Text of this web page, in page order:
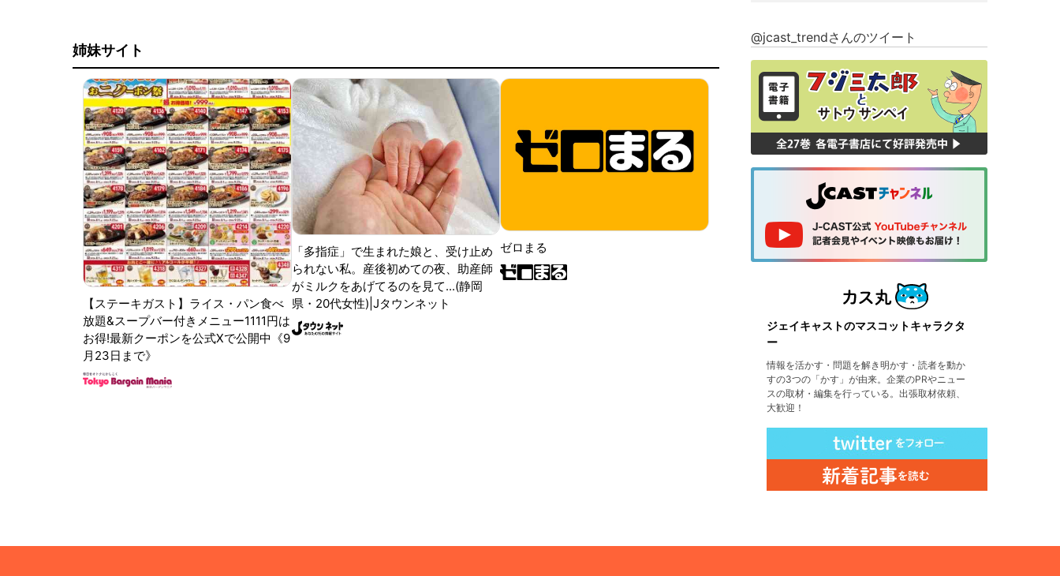
姉妹サイト
【ステーキガスト】ライス・パン食べ
放題&スープバー付きメニュー1111円は
お得!最新クーポンを公式Xで公開中《9
月23日まで》
「多指症」で生まれた娘と、受け止め
られない私。産後初めての夜、助産師
がミルクをあげてるのを見て...(静岡
県・20代女性)|Jタウンネット
ゼロまる
@jcast_trendさんのツイート
ジェイキャストのマスコットキャラクタ
ー
情報を活かす・問題を解き明かす・読者を動か
すの3つの「かす」が由来。企業のPRやニュー
スの取材・編集を行っている。出張取材依頼、
大歓迎！